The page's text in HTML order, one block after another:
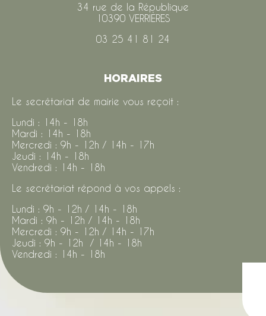
34 rue de la République
10390 VERRIÈRES
03 25 41 81 24
HORAIRES
Le secrétariat de mairie vous reçoit :
Lundi : 14h - 18h
Mardi : 14h - 18h
Mercredi : 9h - 12h / 14h - 17h
Jeudi : 14h - 18h
Vendredi : 14h - 18h
Le secrétariat répond à vos appels :
Lundi : 9h - 12h / 14h - 18h
Mardi : 9h - 12h / 14h - 18h
Mercredi : 9h - 12h / 14h - 17h
Jeudi : 9h - 12h / 14h - 18h
Vendredi : 14h - 18h